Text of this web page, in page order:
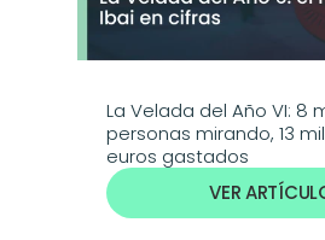
La Velada del Año VI: 8
personas mirando, 13
euros gastados
VER